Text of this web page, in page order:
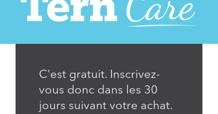
C'est gratuit. Inscrivez-
vous donc dans les 30
jours suivant votre achat.